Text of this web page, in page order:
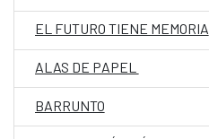
EL FUTURO TIENE MEMORIA
ALAS DE PAPEL
BARRUNTO